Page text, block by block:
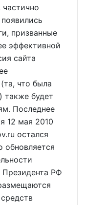
частично
призванные
эффективной
сайта
что была
также будет
Последнее
12 мая 2010
остался
обновляется
Президента РФ